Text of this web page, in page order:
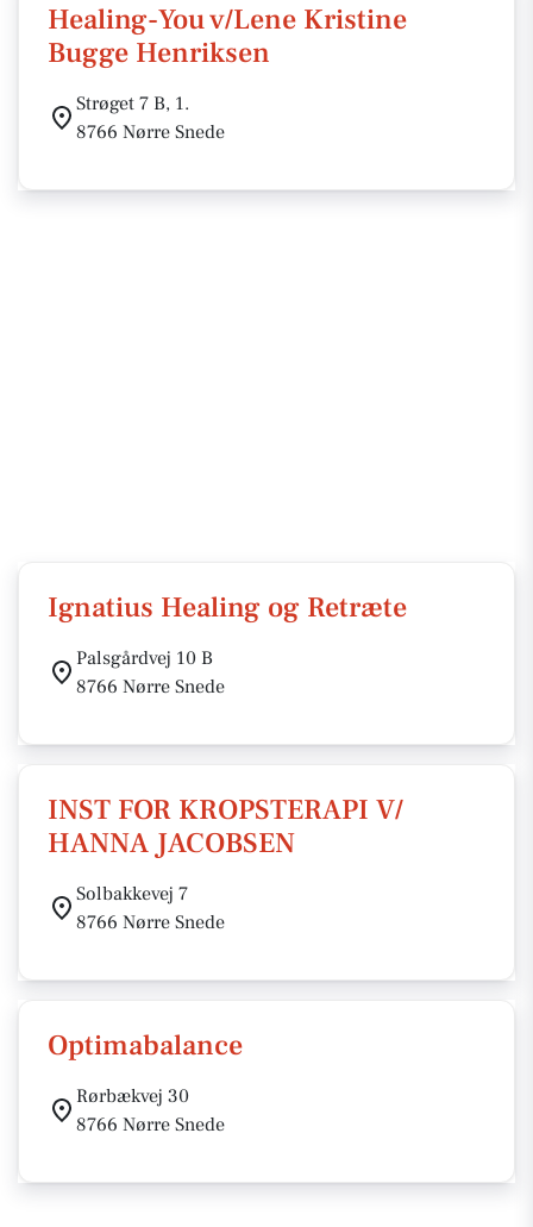
Healing-You v/Lene Kristine
Bugge Henriksen
Strøget 7 B, 1.
8766 Nørre Snede
Ignatius Healing og Retræte
Palsgårdvej 10 B
8766 Nørre Snede
INST FOR KROPSTERAPI V/
HANNA JACOBSEN
Solbakkevej 7
8766 Nørre Snede
Optimabalance
Rørbækvej 30
8766 Nørre Snede